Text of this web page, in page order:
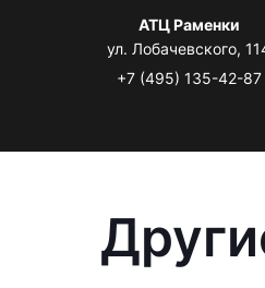
АТЦ Раменки
ул. Лобачевского,
+7 (495) 135-42-87